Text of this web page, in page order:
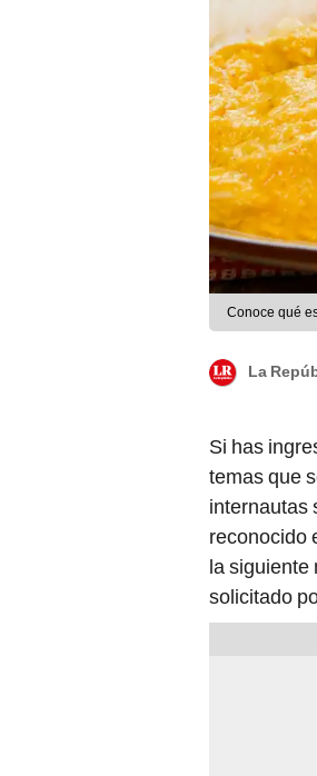
Conoce qué
La
Si has
temas que
internautas
reconocido
la siguiente
solicitado